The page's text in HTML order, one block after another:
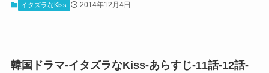
イタズラなKiss 2014年12月4日
韓国ドラマ-イタズラなKiss-あらすじ-11話-12話-